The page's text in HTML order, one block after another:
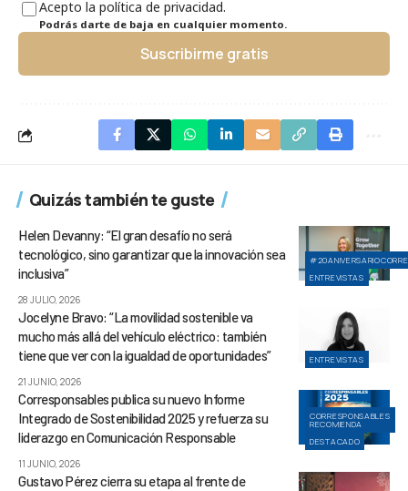
Acepto la política de privacidad.
Podrás darte de baja en cualquier momento.
Suscribirme gratis
Quizás también te guste
ENTREVISTAS
Helen Devanny: “El gran desafío no será
tecnológico, sino garantizar que la innovación sea
inclusiva”
28 JULIO, 2026
ENTREVISTAS
Jocelyne Bravo: “La movilidad sostenible va
mucho más allá del vehículo eléctrico: también
tiene que ver con la igualdad de oportunidades”
21 JUNIO, 2026
CORRESPONSABLES
RECOMIENDA
DESTACADO
Corresponsables publica su nuevo Informe
Integrado de Sostenibilidad 2025 y refuerza su
liderazgo en Comunicación Responsable
11 JUNIO, 2026
Gustavo Pérez cierra su etapa al frente de